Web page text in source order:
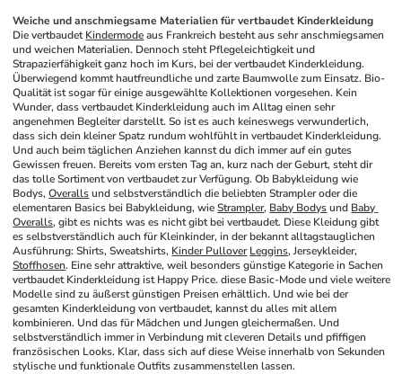
Weiche und anschmiegsame Materialien für vertbaudet Kinderkleidung
Die vertbaudet Kindermode aus Frankreich besteht aus sehr anschmiegsamen
und weichen Materialien. Dennoch steht Pflegeleichtigkeit und
Strapazierfähigkeit ganz hoch im Kurs, bei der vertbaudet Kinderkleidung.
Überwiegend kommt hautfreundliche und zarte Baumwolle zum Einsatz. Bio-
Qualität ist sogar für einige ausgewählte Kollektionen vorgesehen. Kein
Wunder, dass vertbaudet Kinderkleidung auch im Alltag einen sehr
angenehmen Begleiter darstellt. So ist es auch keineswegs verwunderlich,
dass sich dein kleiner Spatz rundum wohlfühlt in vertbaudet Kinderkleidung.
Und auch beim täglichen Anziehen kannst du dich immer auf ein gutes
Gewissen freuen. Bereits vom ersten Tag an, kurz nach der Geburt, steht dir
das tolle Sortiment von vertbaudet zur Verfügung. Ob Babykleidung wie
Bodys, Overalls und selbstverständlich die beliebten Strampler oder die
elementaren Basics bei Babykleidung, wie Strampler, Baby Bodys und Baby
Overalls, gibt es nichts was es nicht gibt bei vertbaudet. Diese Kleidung gibt
es selbstverständlich auch für Kleinkinder, in der bekannt alltagstauglichen
Ausführung: Shirts, Sweatshirts, Kinder Pullover Leggins
Stoffhosen. Eine sehr attraktive, weil besonders günstige Kategorie in Sachen
vertbaudet Kinderkleidung ist Happy Price. diese Basic-Mode und viele weitere
Modelle sind zu äußerst günstigen Preisen erhältlich. Und wie bei der
gesamten Kinderkleidung von vertbaudet, kannst du alles mit allem
kombinieren. Und das für Mädchen und Jungen gleichermaßen. Und
selbstverständlich immer in Verbindung mit cleveren Details und pfiffigen
französischen Looks. Klar, dass sich auf diese Weise innerhalb von Sekunden
stylische und funktionale Outfits zusammenstellen lassen.